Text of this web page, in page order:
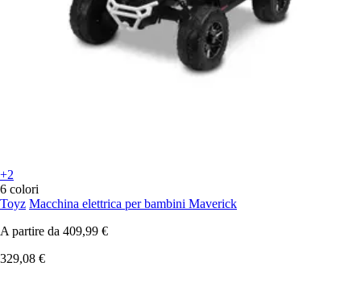
+2
6 colori
Toyz Macchina elettrica per bambini Maverick
A partire da 409,99 €
329,08 €